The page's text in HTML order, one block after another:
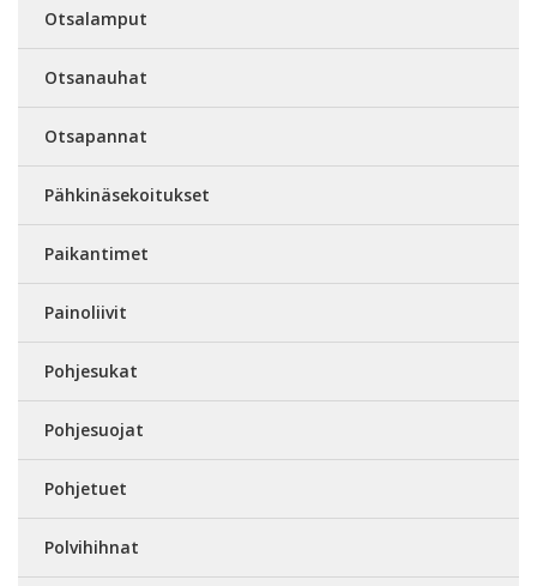
Otsalamput
Otsanauhat
Otsapannat
Pähkinäsekoitukset
Paikantimet
Painoliivit
Pohjesukat
Pohjesuojat
Pohjetuet
Polvihihnat